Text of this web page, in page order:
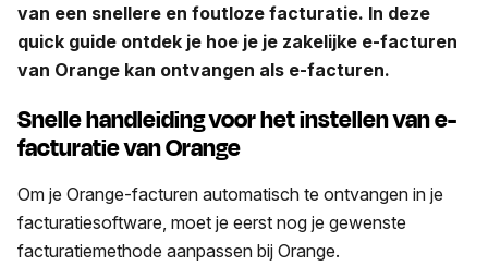
van een snellere en foutloze facturatie. In deze
quick guide ontdek je hoe je je zakelijke e-facturen
van Orange kan ontvangen als e-facturen.
Snelle handleiding voor het instellen van e-
facturatie van Orange
Om je Orange-facturen automatisch te ontvangen in je
facturatiesoftware, moet je eerst nog je gewenste
facturatiemethode aanpassen bij Orange.